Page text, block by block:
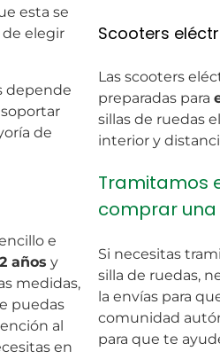
esta se
elegir
depende
de
e
años y
medidas,
puedas
al
en
Scooters
Las scooters
preparadas para
sillas de ruedas
interior y
Tramitamos
comprar
Si necesitas
silla de ruedas,
la envías para
comunidad
para que te